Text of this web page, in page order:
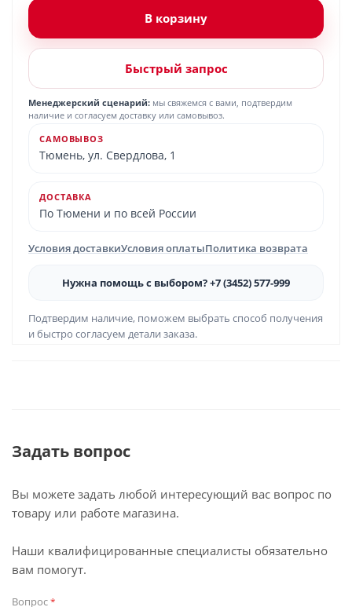
В корзину
Быстрый запрос
Менеджерский сценарий: мы свяжемся с вами, подтвердим
наличие и согласуем доставку или самовывоз.
САМОВЫВОЗ
Тюмень, ул. Свердлова, 1
ДОСТАВКА
По Тюмени и по всей России
Условия доставкиУсловия оплатыПолитика возврата
Нужна помощь с выбором? +7 (3452) 577-999
Подтвердим наличие, поможем выбрать способ получения
и быстро согласуем детали заказа.
Задать вопрос
Вы можете задать любой интересующий вас вопрос по
товару или работе магазина.
Наши квалифицированные специалисты обязательно
вам помогут.
Вопрос*